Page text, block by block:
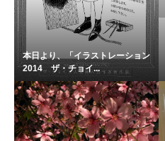
本日より、「イラストレーション
2014 ザ・チョイ...